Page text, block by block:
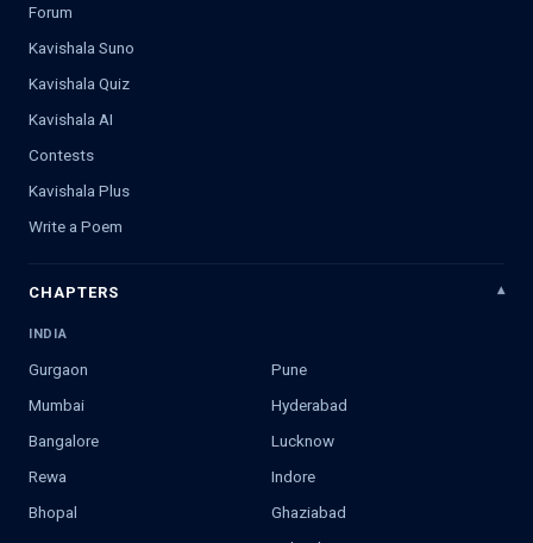
Forum
Kavishala Suno
Kavishala Quiz
Kavishala AI
Contests
Kavishala Plus
Write a Poem
CHAPTERS
INDIA
Gurgaon
Pune
Mumbai
Hyderabad
Bangalore
Lucknow
Rewa
Indore
Bhopal
Ghaziabad